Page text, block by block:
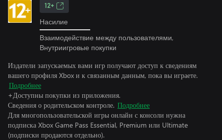
12+
Насилие
Взаимодействие между пользователями,
Внутриигровые покупки
Издатели запускаемых вами игр получают доступ к сведениям
вашего профиля Xbox и к связанным данным, пока вы играете.
Подробнее
+Доступны покупки из приложения.
Сведения о родительском контроле. Подробнее
Для многопользовательской игры онлайн с консоли нужна
подписка Xbox Game Pass Essential, Premium или Ultimate
(подписки продаются отдельно).